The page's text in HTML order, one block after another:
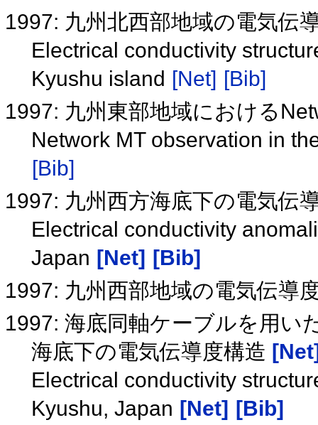
1997: 九州北西部地域の電気伝
Electrical conductivity
Kyushu island [Net] [Bib]
1997: 九州東部地域における
Network MT observation in
[Bib]
1997: 九州西方海底下の電気伝
Electrical conductivity
Japan [Net] [Bib]
1997: 九州西部地域の電気伝導
1997: 海底同軸ケーブルを用い
海底下の電気伝導度構造
Electrical conductivity
Kyushu, Japan [Net] [Bib]